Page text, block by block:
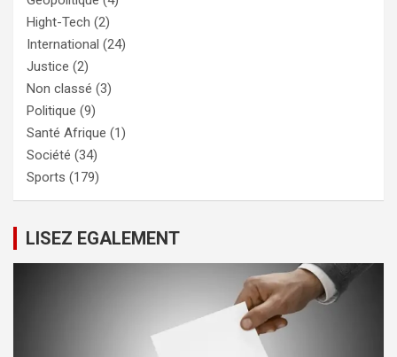
Hight-Tech (2)
International (24)
Justice (2)
Non classé (3)
Politique (9)
Santé Afrique (1)
Société (34)
Sports (179)
LISEZ EGALEMENT